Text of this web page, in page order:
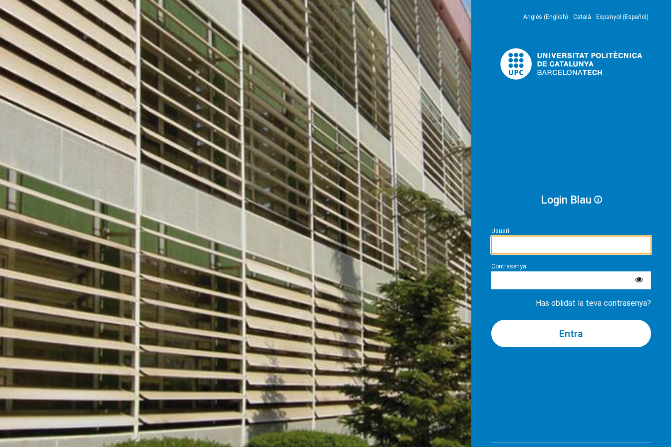
Anglès (English) Català Espanyol (Español)
Login Blau
Usuari
Contrasenya
Has oblidat la teva contrasenya?